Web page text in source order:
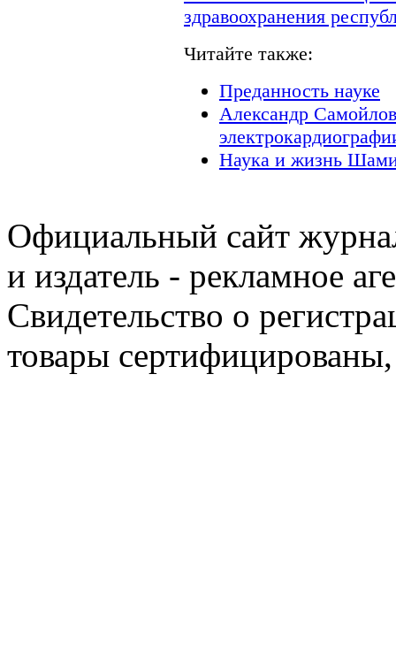
здравоохранения
Читайте также:
Преданность науке
Александр
Наука и жизнь
Официальный сайт
и издатель - рекламное
Свидетельство о
товары